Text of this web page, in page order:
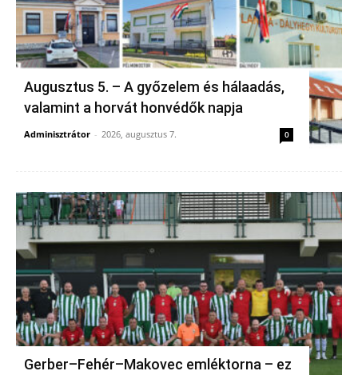
Augusztus 5. – A győzelem és hálaadás,
valamint a horvát honvédők napja
Adminisztrátor - 2026, augusztus 7. 0
Gerber–Fehér–Makovec emléktorna – ez